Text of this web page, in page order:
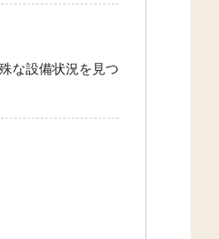
な設備状況を見つ